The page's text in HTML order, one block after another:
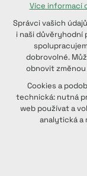
analytická
vyhodnocení
Facebook)
Více informací
PŘIJMOUT
Více informací
Správci vašich
i naši důvěryhodní
dobrovolné.
obnovit
Cookies a
technická: nutná
web používat a
analytická a